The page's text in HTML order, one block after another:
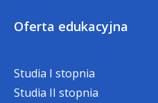
Oferta edukacyjna
Studia I stopnia
Studia II stopnia